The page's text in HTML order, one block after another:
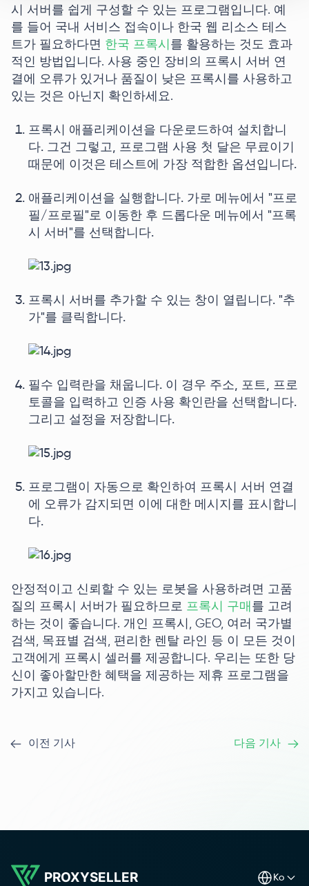
시 서버를 쉽게 구성할 수 있는 프로그램입니다. 예
를 들어 국내 서비스 접속이나 한국 웹 리소스 테스
트가 필요하다면 한국 프록시 를 활용하는 것도 효과
적인 방법입니다. 사용 중인 장비의 프록시 서버 연
결에 오류가 있거나 품질이 낮은 프록시를 사용하고
있는 것은 아닌지 확인하세요.
프록시 애플리케이션을 다운로드하여 설치합니
다. 그건 그렇고, 프로그램 사용 첫 달은 무료이기
때문에 이것은 테스트에 가장 적합한 옵션입니다.
애플리케이션을 실행합니다. 가로 메뉴에서 "프로
필/프로필"로 이동한 후 드롭다운 메뉴에서 "프록
시 서버"를 선택합니다.
프록시 서버를 추가할 수 있는 창이 열립니다. "추
가"를 클릭합니다.
필수 입력란을 채웁니다. 이 경우 주소, 포트, 프로
토콜을 입력하고 인증 사용 확인란을 선택합니다.
그리고 설정을 저장합니다.
프로그램이 자동으로 확인하여 프록시 서버 연결
에 오류가 감지되면 이에 대한 메시지를 표시합니
다.
안정적이고 신뢰할 수 있는 로봇을 사용하려면 고품
질의 프록시 서버가 필요하므로 프록시 구매 를 고려
하는 것이 좋습니다. 개인 프록시, GEO, 여러 국가별
검색, 목표별 검색, 편리한 렌탈 라인 등 이 모든 것이
고객에게 프록시 셀러를 제공합니다. 우리는 또한 당
신이 좋아할만한 혜택을 제공하는 제휴 프로그램을
가지고 있습니다.
이전 기사 다음 기사
PROXYSELLER ko